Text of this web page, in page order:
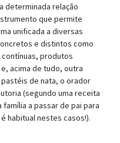
determinada relação
que permite
unificada a diversas
e distintos como
produtos
acima de tudo, outra
pastéis de nata, o orador
(segundo uma receita
família a passar de pai para
habitual nestes casos!).